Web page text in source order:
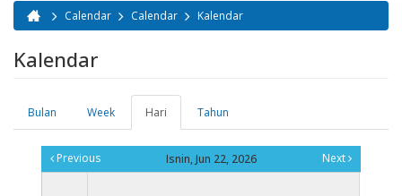
Anda di sini
Calendar Calendar Kalendar
Kalendar
Tab-tab utama
Bulan Week Hari
aktif)
Tahun
Previous Isnin, Jun 22, 2026 Next